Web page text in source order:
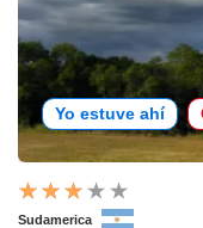
Yo estuve ahí
Sudamerica